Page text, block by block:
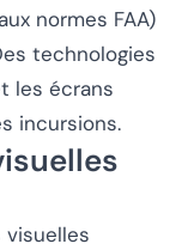
normes FAA)
technologies
les écrans
incursions.